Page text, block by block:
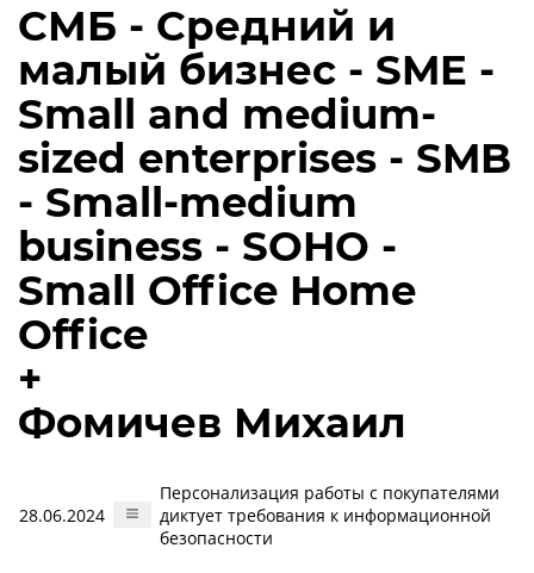
СМБ - Средний и
малый бизнес - SME -
Small and medium-
sized enterprises - SMB
- Small-medium
business - SOHO -
Small Office Home
Office
+
Фомичев Михаил
28.06.2024
Персонализация работы с покупателями
диктует требования к информационной
безопасности